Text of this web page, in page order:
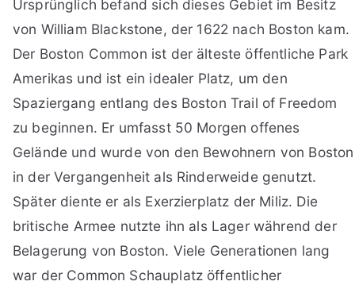
Ursprünglich befand sich dieses Gebiet im Besitz
von William Blackstone, der 1622 nach Boston kam.
Der Boston Common ist der älteste öffentliche Park
Amerikas und ist ein idealer Platz, um den
Spaziergang entlang des Boston Trail of Freedom
zu beginnen. Er umfasst 50 Morgen offenes
Gelände und wurde von den Bewohnern von Boston
in der Vergangenheit als Rinderweide genutzt.
Später diente er als Exerzierplatz der Miliz. Die
britische Armee nutzte ihn als Lager während der
Belagerung von Boston. Viele Generationen lang
war der Common Schauplatz öffentlicher